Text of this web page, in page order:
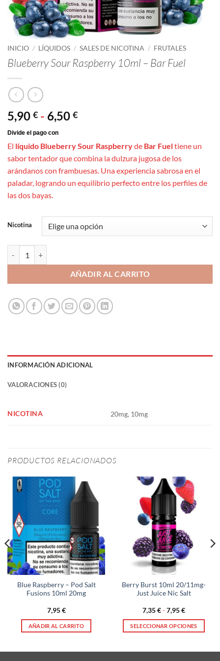
INICIO / LÍQUIDOS / SALES DE NICOTINA / FRUTALES
Blueberry Sour Raspberry 10ml – Bar Fuel
5,90 € - 6,50 €Rango
desde
5,90 €
hasta
6,50 €
El líquido Blueberry Sour Raspberryde Bar Fueltiene un
sabor tentador que combina la dulzura jugosa de los
arándanos con frambuesas. Una experiencia sabrosa en el
paladar, logrando un equilibrio perfecto entre los perfiles de
las dos bayas.
Nicotina
AÑADIR AL CARRITO
INFORMACIÓN ADICIONAL
VALORACIONES (0)
NICOTINA 20mg, 10mg
PRODUCTOS RELACIONADOS
Blue Raspberry – Pod Salt
Fusions 10ml 20mg
7,95€
AÑADIR AL CARRITO
Berry Burst 10ml 20/11mg-
Just Juice Nic Salt
7,35€-7,95€Rango
precios:
desde
SELECCIONAR OPCIONES